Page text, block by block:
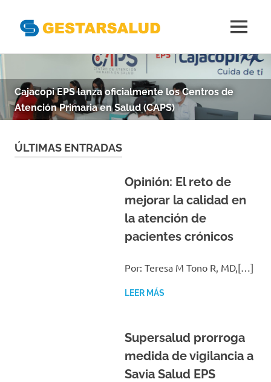
Saltar
al
contenido
Gestoras
del
Aseguramiento
Salud
MENÚ
de los Colombianos
ÚLTIMAS ENTRADAS
Opinión: El reto de
mejorar la calidad en
la atención de
pacientes crónicos
Por: Teresa M Tono R, MD,[…]
LEER MÁS
Supersalud prorroga
medida de vigilancia a
Savia Salud EPS